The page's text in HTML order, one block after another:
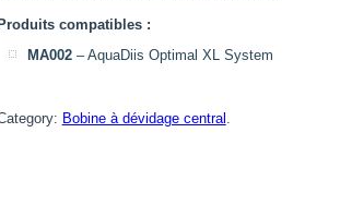
Produits compatibles :
MA002– AquaDiis Optimal XL System
Bobine à dévidage central .